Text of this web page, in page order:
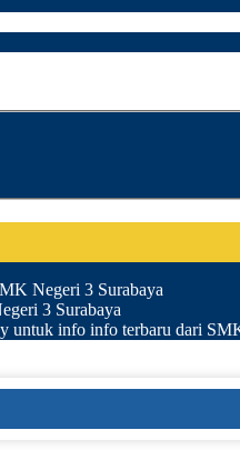
Negeri 3 Surabaya
3 Surabaya
untuk info info terbaru dari